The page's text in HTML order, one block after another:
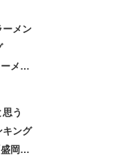
ーメン
メン
う
キング
岡